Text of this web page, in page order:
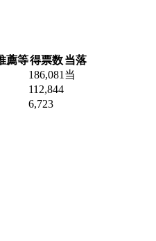
薦等得票数当落
186,081 当
112,844
6,723